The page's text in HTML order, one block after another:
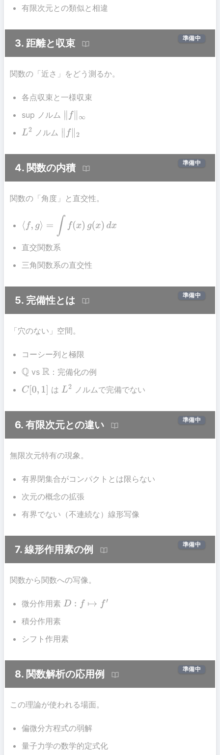
有限次元との類似と相違
3. 距離と収束
関数の「近さ」をどう測るか。
各点収束と一様収束
sup ノルム ∥ f∥ ∞
L2 ノルム ∥ f∥ 2
準備中
4. 関数の内積
関数の「角度」と直交性。
⟨f,g ⟩= f(x g x)dx
直交関数系
三角関数系の直交性
準備中
5. 完備性とは
「穴のない」空間。
コーシー列と極限
Q vsR ：完備化の例
C[ 0,1 ] は L2 ノルムで完備でない
準備中
6. 有限次元との違い
無限次元特有の現象。
有界閉集合がコンパクトとは限らない
次元の概念の拡張
有界でない（不連続な）線形写像
準備中
7. 線形作用素の例
関数から関数への写像。
微分作用素 D: ↦f′
積分作用素
シフト作用素
準備中
8. 関数解析の応用例
この理論が使われる場面。
偏微分方程式の弱解
量子力学の数学的定式化
準備中